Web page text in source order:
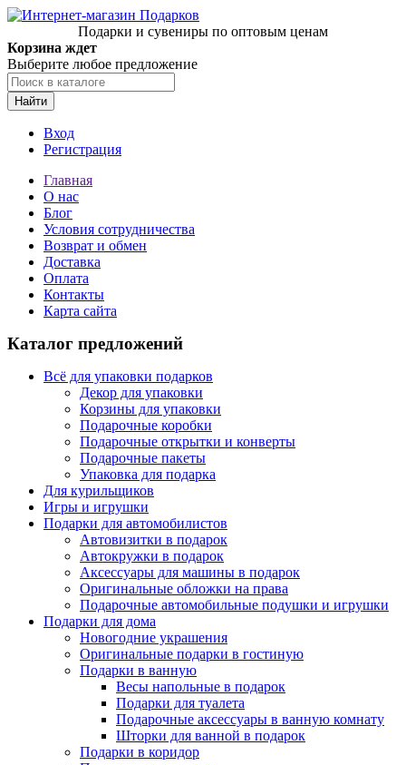
Подарки и сувениры по оптовым ценам
Корзина ждет
Выберите любое предложение
Найти
Вход
Регистрация
Главная
О нас
Блог
Условия сотрудничества
Возврат и обмен
Доставка
Оплата
Контакты
Карта сайта
Каталог предложений
Всё для упаковки подарков
Декор для упаковки
Корзины для упаковки
Подарочные коробки
Подарочные открытки и конверты
Подарочные пакеты
Упаковка для подарка
Для курильщиков
Игры и игрушки
Подарки для автомобилистов
Автовизитки в подарок
Автокружки в подарок
Аксессуары для машины в подарок
Оригинальные обложки на права
Подарочные автомобильные подушки и игрушки
Подарки для дома
Новогодние украшения
Оригинальные подарки в гостиную
Подарки в ванную
Весы напольные в подарок
Подарки для туалета
Подарочные аксессуары в ванную комнату
Шторки для ванной в подарок
Подарки в коридор